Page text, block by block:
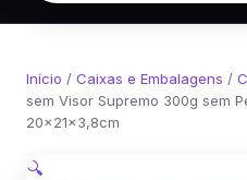
Início / Caixas e Embalagens /
sem Visor Supremo 300g sem
20x21x3,8cm
🔍